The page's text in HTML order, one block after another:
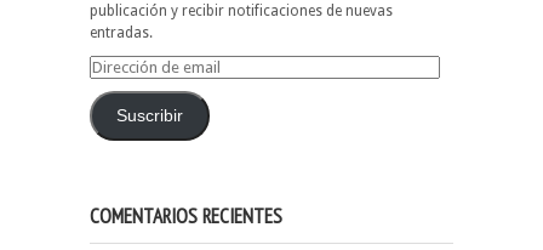
publicación y recibir notificaciones de nuevas
entradas.
Dirección
emailSuscribir
COMENTARIOS RECIENTES